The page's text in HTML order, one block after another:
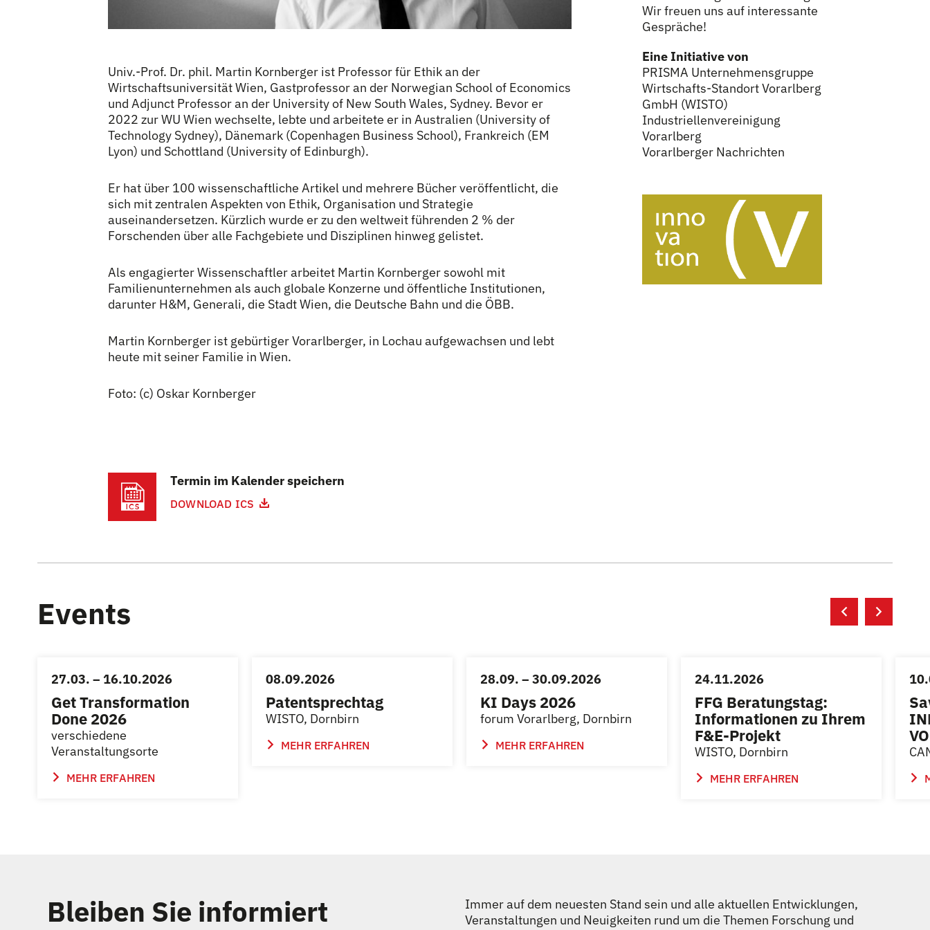
Univ.-Prof. Dr. phil. Martin Kornberger ist Professor für Ethik an der
Wirtschaftsuniversität Wien, Gastprofessor an der Norwegian School of Economics
und Adjunct Professor an der University of New South Wales, Sydney. Bevor er
2022 zur WU Wien wechselte, lebte und arbeitete er in Australien (University of
Technology Sydney), Dänemark (Copenhagen Business School), Frankreich (EM
Lyon) und Schottland (University of Edinburgh).
Er hat über 100 wissenschaftliche Artikel und mehrere Bücher veröffentlicht, die
sich mit zentralen Aspekten von Ethik, Organisation und Strategie
auseinandersetzen. Kürzlich wurde er zu den weltweit führenden 2 % der
Forschenden über alle Fachgebiete und Disziplinen hinweg gelistet.
Als engagierter Wissenschaftler arbeitet Martin Kornberger sowohl mit
Familienunternehmen als auch globale Konzerne und öffentliche Institutionen,
darunter H&M, Generali, die Stadt Wien, die Deutsche Bahn und die ÖBB.
Martin Kornberger ist gebürtiger Vorarlberger, in Lochau aufgewachsen und lebt
heute mit seiner Familie in Wien.
Foto: (c) Oskar Kornberger
Termin im Kalender speichern
DOWNLOAD ICS
Wir freuen uns auf interessante
Gespräche!
Eine Initiative von
PRISMA Unternehmensgruppe
Wirtschafts-Standort Vorarlberg
GmbH (WISTO)
Industriellenvereinigung
Vorarlberg
Vorarlberger Nachrichten
Events
27.03. – 16.10.2026
Get Transformation
Done 2026
verschiedene
Veranstaltungsorte
MEHR ERFAHREN
08.09.2026
Patentsprechtag
WISTO, Dornbirn
MEHR ERFAHREN
28.09. – 30.09.2026
KI Days 2026
forum Vorarlberg, Dornbirn
MEHR ERFAHREN
24.11.2026
FFG Beratungstag:
Informationen zu Ihrem
F&E-Projekt
WISTO, Dornbirn
MEHR ERFAHREN
Bleiben Sie informiert
Immer auf dem neuesten Stand sein und alle aktuellen Entwicklungen,
Veranstaltungen und Neuigkeiten rund um die Themen Forschung und